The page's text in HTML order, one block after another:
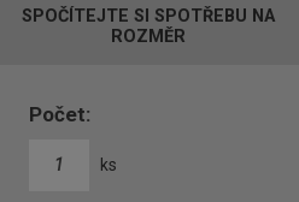
SPOČÍTEJTE SI SPOTŘEBU NA
ROZMĚR
Počet:
ks